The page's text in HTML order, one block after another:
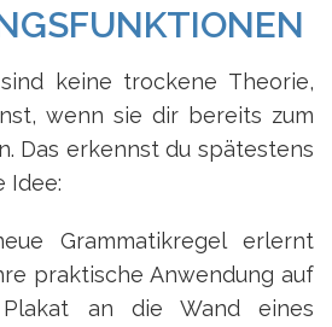
keine trockene Theorie,
wenn sie dir bereits zum
Das erkennst du spätestens
Idee:
Grammatikregel erlernt
praktische Anwendung auf
an die Wand eines